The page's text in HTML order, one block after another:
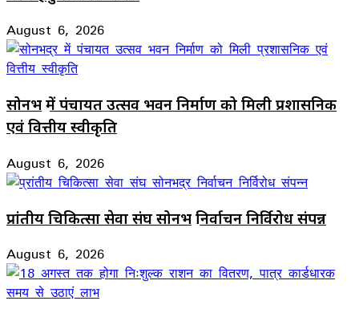
August 6, 2026
सोनभद्र में पंचायत उत्सव भवन निर्माण को मिली प्रशासनिक
एवं वित्तीय स्वीकृति
August 6, 2026
प्रांतीय चिकित्सा सेवा संघ सोनभद्र निर्वाचन निर्विरोध संपन्न
August 6, 2026